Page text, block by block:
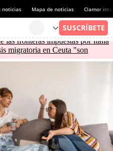
noticias Mapa de noticias Clamor
las fronteras impuestas por Italia
migratoria en Ceuta "son